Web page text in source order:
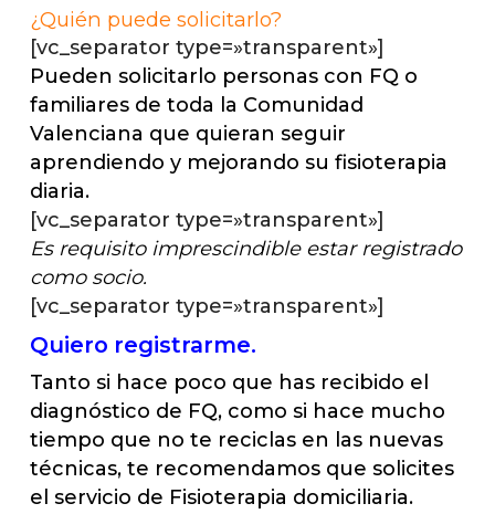
¿Quién puede solicitarlo?
[vc_separator type=»transparent»]
Pueden solicitarlo personas con FQ o
familiares de toda la Comunidad
Valenciana que quieran seguir
aprendiendo y mejorando su fisioterapia
diaria.
[vc_separator type=»transparent»]
Es requisito imprescindible estar registrado
como socio.
[vc_separator type=»transparent»]
Quiero registrarme.
Tanto si hace poco que has recibido el
diagnóstico de FQ, como si hace mucho
tiempo que no te reciclas en las nuevas
técnicas, te recomendamos que solicites
el servicio de Fisioterapia domiciliaria.